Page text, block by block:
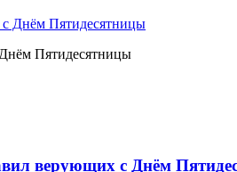
Пятидесятницы
верующих с Днём